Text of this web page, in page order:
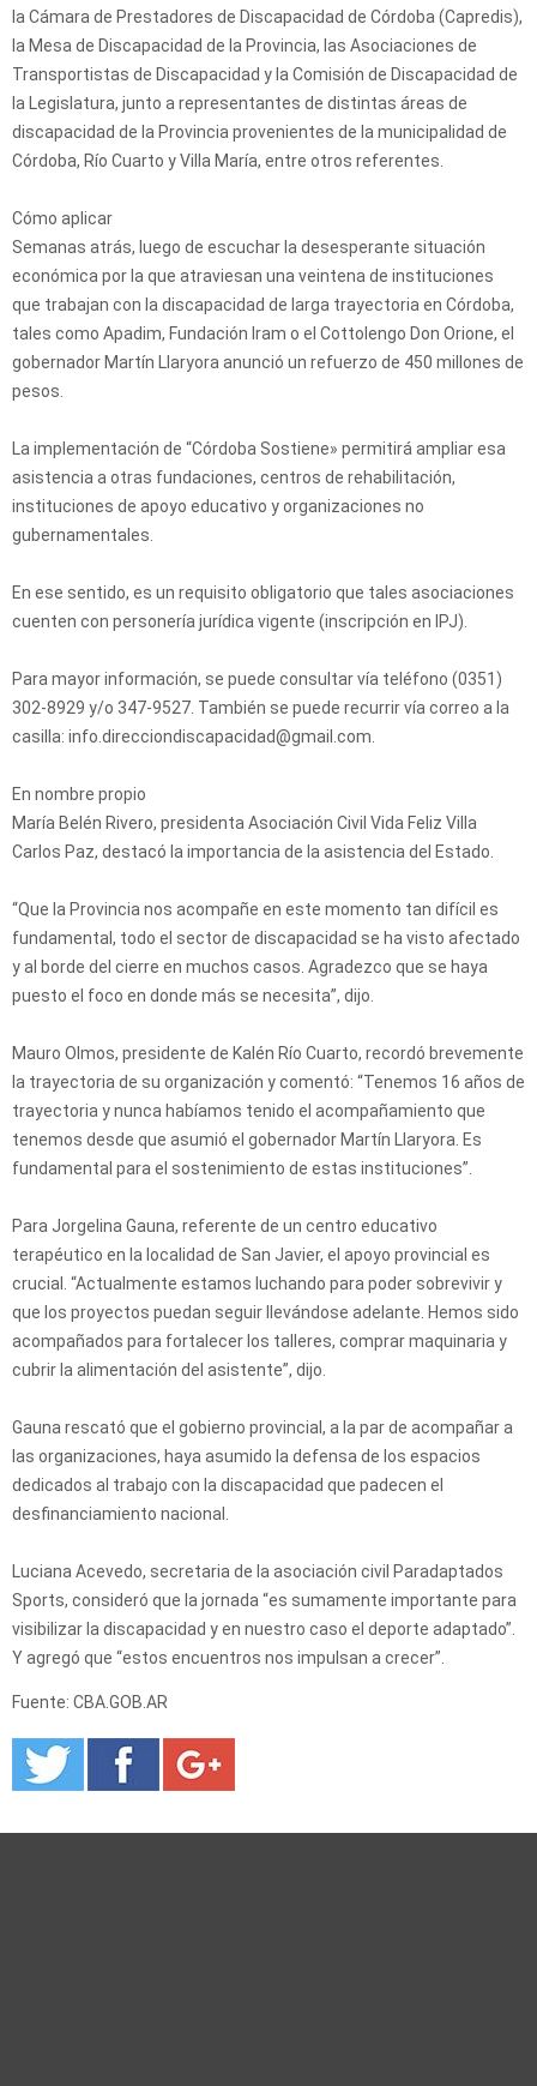
la Cámara de Prestadores de Discapacidad de Córdoba (Capredis),
la Mesa de Discapacidad de la Provincia, las Asociaciones de
Transportistas de Discapacidad y la Comisión de Discapacidad de
la Legislatura, junto a representantes de distintas áreas de
discapacidad de la Provincia provenientes de la municipalidad de
Córdoba, Río Cuarto y Villa María, entre otros referentes.
Cómo aplicar
Semanas atrás, luego de escuchar la desesperante situación
económica por la que atraviesan una veintena de instituciones
que trabajan con la discapacidad de larga trayectoria en Córdoba,
tales como Apadim, Fundación Iram o el Cottolengo Don Orione, el
gobernador Martín Llaryora anunció un refuerzo de 450 millones de
pesos.
La implementación de “Córdoba Sostiene» permitirá ampliar esa
asistencia a otras fundaciones, centros de rehabilitación,
instituciones de apoyo educativo y organizaciones no
gubernamentales.
En ese sentido, es un requisito obligatorio que tales asociaciones
cuenten con personería jurídica vigente (inscripción en IPJ).
Para mayor información, se puede consultar vía teléfono (0351)
302-8929 y/o 347-9527. También se puede recurrir vía correo a la
casilla: info.direcciondiscapacidad@gmail.com.
En nombre propio
María Belén Rivero, presidenta Asociación Civil Vida Feliz Villa
Carlos Paz, destacó la importancia de la asistencia del Estado.
“Que la Provincia nos acompañe en este momento tan difícil es
fundamental, todo el sector de discapacidad se ha visto afectado
y al borde del cierre en muchos casos. Agradezco que se haya
puesto el foco en donde más se necesita”, dijo.
Mauro Olmos, presidente de Kalén Río Cuarto, recordó brevemente
la trayectoria de su organización y comentó: “Tenemos 16 años de
trayectoria y nunca habíamos tenido el acompañamiento que
tenemos desde que asumió el gobernador Martín Llaryora. Es
fundamental para el sostenimiento de estas instituciones”.
Para Jorgelina Gauna, referente de un centro educativo
terapéutico en la localidad de San Javier, el apoyo provincial es
crucial. “Actualmente estamos luchando para poder sobrevivir y
que los proyectos puedan seguir llevándose adelante. Hemos sido
acompañados para fortalecer los talleres, comprar maquinaria y
cubrir la alimentación del asistente”, dijo.
Gauna rescató que el gobierno provincial, a la par de acompañar a
las organizaciones, haya asumido la defensa de los espacios
dedicados al trabajo con la discapacidad que padecen el
desfinanciamiento nacional.
Luciana Acevedo, secretaria de la asociación civil Paradaptados
Sports, consideró que la jornada “es sumamente importante para
visibilizar la discapacidad y en nuestro caso el deporte adaptado”.
Y agregó que “estos encuentros nos impulsan a crecer”.
Fuente: CBA.GOB.AR